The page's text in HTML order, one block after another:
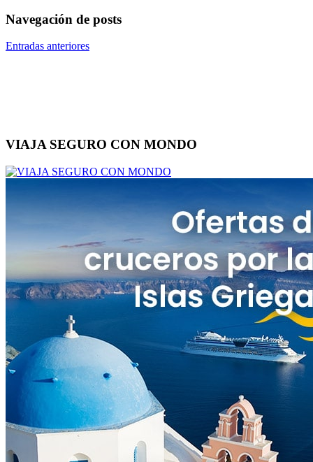
Navegación de posts
Entradas anteriores
VIAJA SEGURO CON MONDO